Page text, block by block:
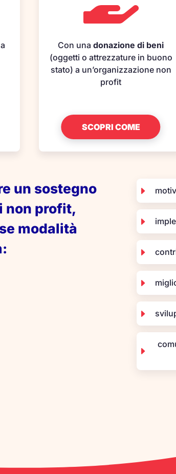
a
Con unadonazione di beni
(oggetti o attrezzature in buono
stato) a un’organizzazione non
profit
SCOPRI COME
un sostegno
non profit,
modalità
E
E
E
E
E
E